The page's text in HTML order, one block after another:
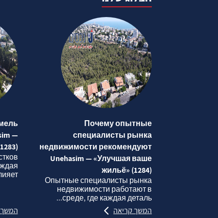
Почему опытные
специалисты рынка
недвижимости рекомендуют
Unehasim — «Улучшая ваше
жильё» (1284)
Опытные специалисты рынка
недвижимости работают в
среде, где каждая деталь...
המשך קריאה
—